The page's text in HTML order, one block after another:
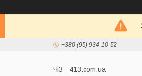
+380 (95) 934-10-52
ЧіЗ - 413.com.ua